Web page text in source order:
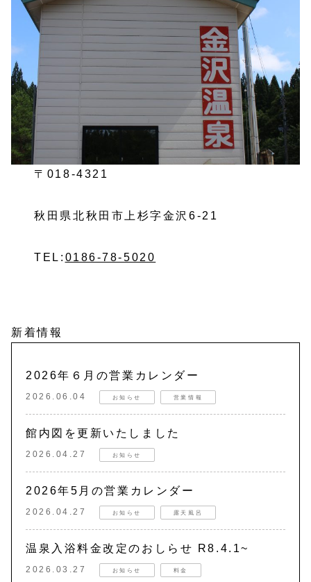
〒018-4321
秋田県北秋田市上杉字金沢6-21
TEL: 0186-78-5020
新着情報
2026年６月の営業カレンダー
2026.06.04 お知らせ 営業情報
館内図を更新いたしました
2026.04.27 お知らせ
2026年5月の営業カレンダー
2026.04.27 お知らせ 露天風呂
温泉入浴料金改定のおしらせ R8.4.1~
2026.03.27 お知らせ 料金